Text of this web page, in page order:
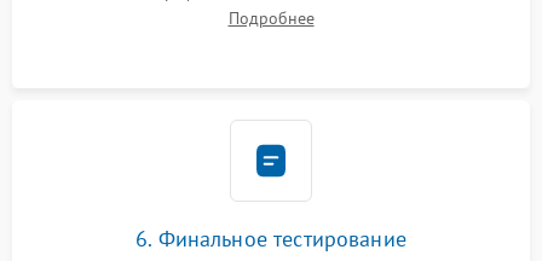
калибровка цветопередачи и позиционирования сканера.
Подробнее
6. Финальное тестирование